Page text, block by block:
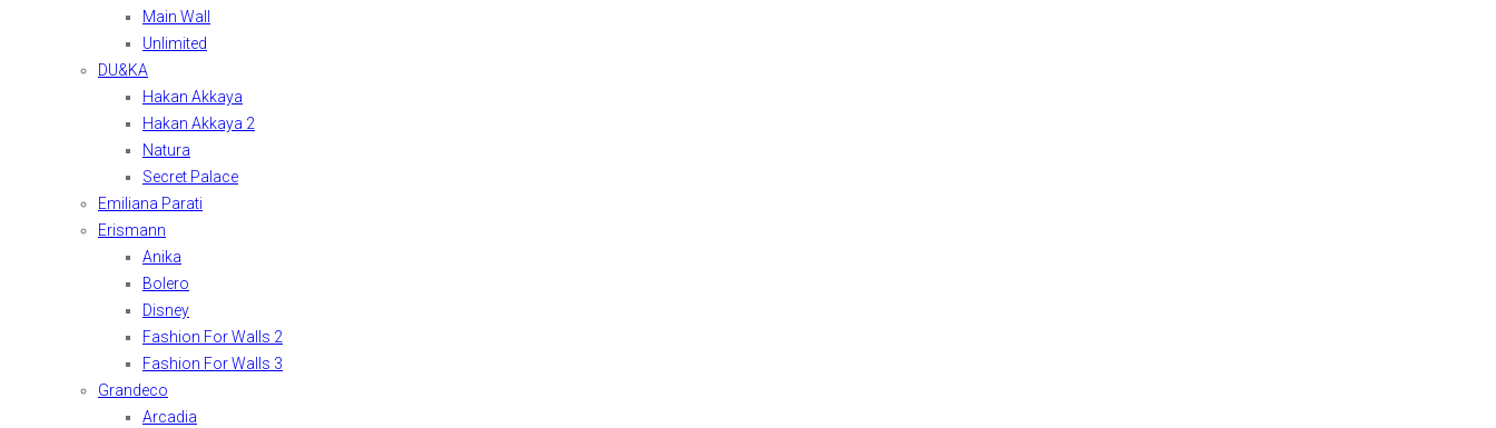
Main Wall
Unlimited
DU&KA
Hakan Akkaya
Hakan Akkaya 2
Natura
Secret Palace
Emiliana Parati
Erismann
Anika
Bolero
Disney
Fashion For Walls 2
Fashion For Walls 3
Grandeco
Arcadia